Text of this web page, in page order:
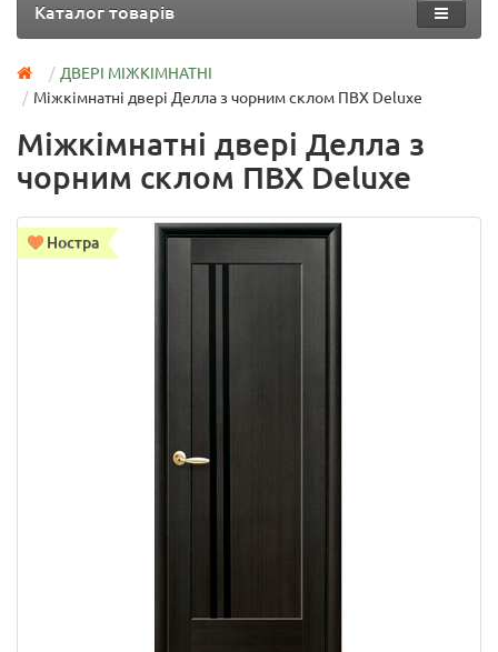
Каталог товарів
ДВЕРІ МІЖКІМНАТНІ
Міжкімнатні двері Делла з чорним склом ПВХ Deluxe
Міжкімнатні двері Делла з
чорним склом ПВХ Deluxe
Ностра